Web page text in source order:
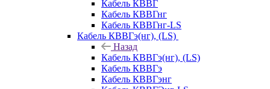
Кабель КВВГ
Кабель КВВГнг
Кабель КВВГнг-LS
Кабель КВВГэ(нг), (LS)
Назад
Кабель КВВГэ(нг), (LS)
Кабель КВВГэ
Кабель КВВГэнг